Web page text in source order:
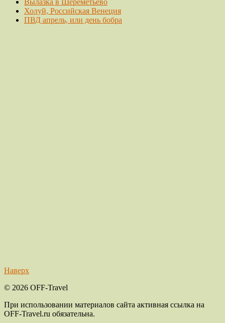
Холуй, Российская Венеция
ПВД апрель, или день бобра
Наверх
© 2026 OFF-Travel
При использовании материалов сайта активная ссылка на
OFF-Travel.ru обязательна.